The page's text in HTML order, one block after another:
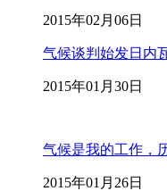
2015年02月06日
气候谈判始发日内
2015年01月30日
气候是我的工作，
2015年01月26日